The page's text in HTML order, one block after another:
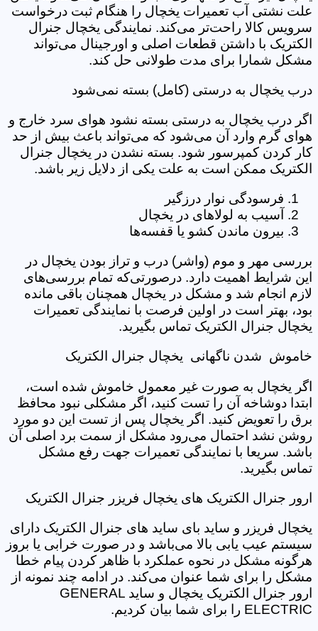
علت نشتی آب تعمیرات یخچال را هنگام ثبت درخواست
سرویس کالا راحت‌تر می‌کند. نمایندگی یخچال جنرال
الکتریک با داشتن قطعات اصلی و اورجینال می‌تواند
مشکل شمارا برای مدت طولانی حل کند.
درب یخچال به درستی (کامل) بسته نمی‌شود
اگر درب یخچال به درستی بسته نشود هوای سرد خارج و
هوای گرم وارد آن می‌شود که می‌تواند باعث بیش از حد
کار کردن کمپرسور شود. بسته نشدن در یخچال جنرال
الکتریک ممکن است به علت یکی از دلایل زیر باشد.
فرسودگی نوار درزگیر
آسیب به لولاهای در یخچال
بیرون ماندن کشو یا قفسه‌‌ها
بررسی مهر و موم (واشر) درب و تراز بودن یخچال در
این شرایط اهمیت دارد. درصورتی‌که تمام بررسی‌های
لازم انجام شد و مشکل در یخچال همچنان باقی مانده
بود، بهتر است در اولین فرصت با نمایندگی تعمیرات
یخچال جنرال الکتریک تماس بگیرید.
خاموش شدن ناگهانی یخچال جنرال الکتریک
اگر یخچال به صورت غیر معمول خاموش شده است،
ابتدا دوشاخه آن را تست کنید، اگر مشکلی نبود محافظ
برق را تعویض کنید. اگر یخچال پس از تست این دو مورد
روشن نشد احتمال می‌رود مشکل از سمت برد اصلی آن
باشد. سریعا با نمایندگی تعمیرات جهت رفع مشکل
تماس بگیرید.
ارور جنرال الکتریک های یخچال فریزر جنرال الکتریک
یخچال فریزر و ساید بای ساید های جنرال الکتریک دارای
سیستم عیب یابی بالا می‌باشد و در صورت خرابی یا بروز
هرگونه مشکل در نحوه عملکرد با ظاهر کردن پیام خطا
مشکل را برای شما عنوان می‌کند. در ادامه چند نمونه از
ارور جنرال الکتریک یخچال و ساید GENERAL
ELECTRIC را برای شما بیان کردیم.